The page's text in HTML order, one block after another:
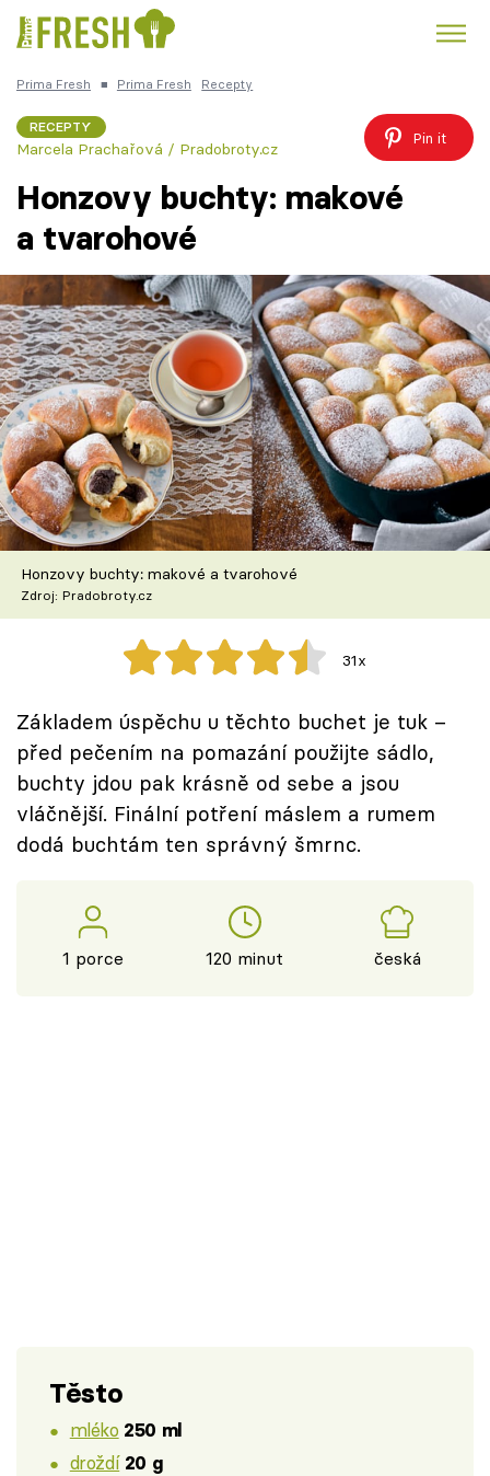
Česká kuchyně Čokoláda
Témata
Recepty
Články
TV Program
Škola vaření
Recepty z TV
Speciál: Cuketa
Těhotnej kuchař
Sledujte prima+
Přihlášení
Prima Fresh ■ Prima Fresh Recepty
RECEPTY
Marcela Prachařová / Pradobroty.cz
Pin it
Honzovy buchty: makové
a tvarohové
Honzovy buchty: makové a tvarohové
Zdroj: Pradobroty.cz
31x
Základem úspěchu u těchto buchet je tuk –
před pečením na pomazání použijte sádlo,
buchty jdou pak krásně od sebe a jsou
vláčnější. Finální potření máslem a rumem
dodá buchtám ten správný šmrnc.
1 porce 120 minut česká
Těsto
mléko 250 ml
droždí 20 g